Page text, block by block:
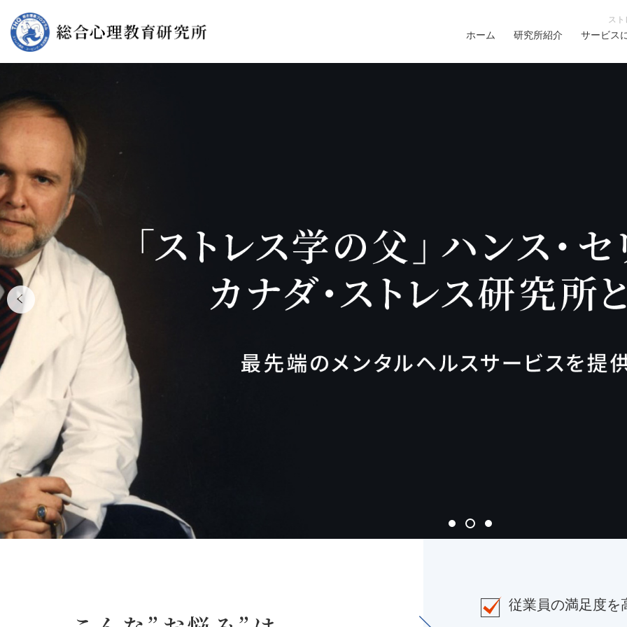
ス
ホーム 研究所紹介 サービス
従業員の満足度を